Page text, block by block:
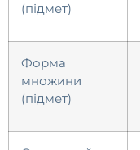
(підмет)
Форма
множини
(підмет)